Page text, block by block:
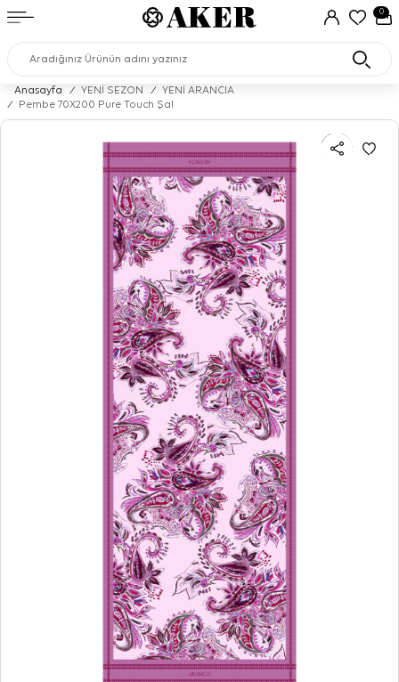
0
Anasayfa / YENİ SEZON /
YENİ ARANCIA
/
Pembe 70X200 Pure Touch Şal